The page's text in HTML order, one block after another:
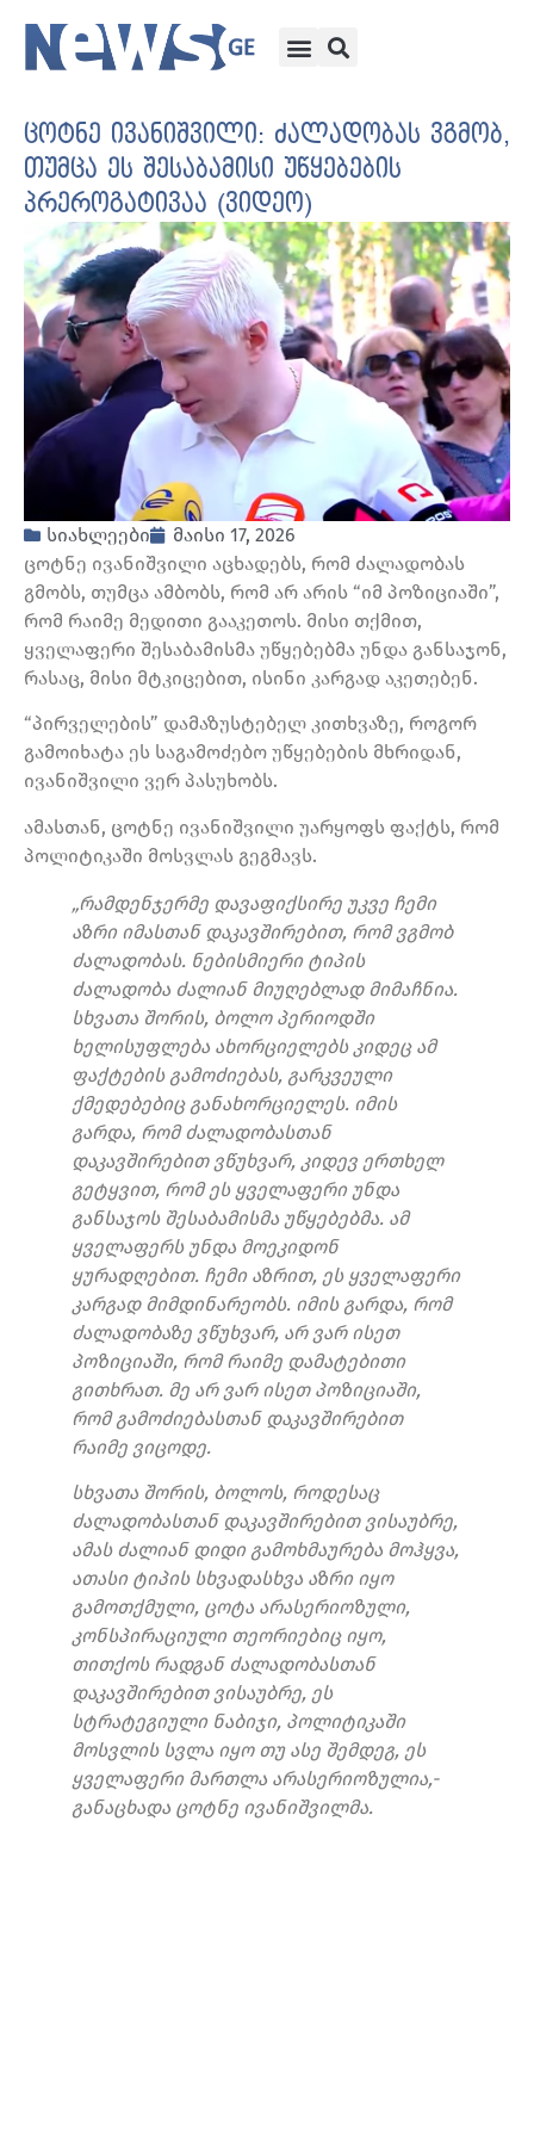
ცოტნე ივანიშვილი: ძალადობას ვგმობ,
თუმცა ეს შესაბამისი უწყებების
პრეროგატივაა (ვიდეო)
სიახლეები
მაისი 17, 2026
ცოტნე ივანიშვილი აცხადებს, რომ ძალადობას
გმობს, თუმცა ამბობს, რომ არ არის “იმ პოზიციაში”,
რომ რაიმე მედითი გააკეთოს. მისი თქმით,
ყველაფერი შესაბამისმა უწყებებმა უნდა განსაჯონ,
რასაც, მისი მტკიცებით, ისინი კარგად აკეთებენ.
“პირველების” დამაზუსტებელ კითხვაზე, როგორ
გამოიხატა ეს საგამოძებო უწყებების მხრიდან,
ივანიშვილი ვერ პასუხობს.
ამასთან, ცოტნე ივანიშვილი უარყოფს ფაქტს, რომ
პოლიტიკაში მოსვლას გეგმავს.
„რამდენჯერმე დავაფიქსირე უკვე ჩემი
აზრი იმასთან დაკავშირებით, რომ ვგმობ
ძალადობას. ნებისმიერი ტიპის
ძალადობა ძალიან მიუღებლად მიმაჩნია.
სხვათა შორის, ბოლო პერიოდში
ხელისუფლება ახორციელებს კიდეც ამ
ფაქტების გამოძიებას, გარკვეული
ქმედებებიც განახორციელეს. იმის
გარდა, რომ ძალადობასთან
დაკავშირებით ვწუხვარ, კიდევ ერთხელ
გეტყვით, რომ ეს ყველაფერი უნდა
განსაჯოს შესაბამისმა უწყებებმა. ამ
ყველაფერს უნდა მოეკიდონ
ყურადღებით. ჩემი აზრით, ეს ყველაფერი
კარგად მიმდინარეობს. იმის გარდა, რომ
ძალადობაზე ვწუხვარ, არ ვარ ისეთ
პოზიციაში, რომ რაიმე დამატებითი
გითხრათ. მე არ ვარ ისეთ პოზიციაში,
რომ გამოძიებასთან დაკავშირებით
რაიმე ვიცოდე.
სხვათა შორის, ბოლოს, როდესაც
ძალადობასთან დაკავშირებით ვისაუბრე,
ამას ძალიან დიდი გამოხმაურება მოჰყვა,
ათასი ტიპის სხვადასხვა აზრი იყო
გამოთქმული, ცოტა არასერიოზული,
კონსპირაციული თეორიებიც იყო,
თითქოს რადგან ძალადობასთან
დაკავშირებით ვისაუბრე, ეს
სტრატეგიული ნაბიჯი, პოლიტიკაში
მოსვლის სვლა იყო თუ ასე შემდეგ, ეს
ყველაფერი მართლა არასერიოზულია,-
განაცხადა ცოტნე ივანიშვილმა.